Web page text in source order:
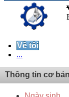
Về tôi
...
Thông tin cơ bản